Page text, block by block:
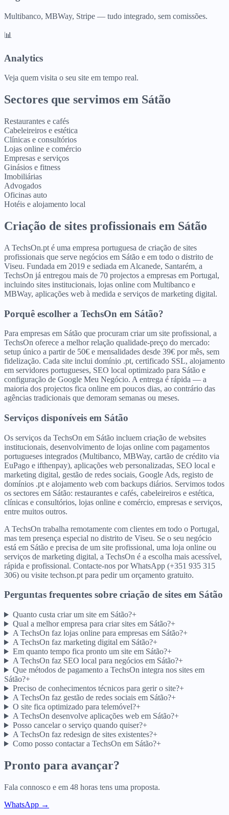
Multibanco, MBWay, Stripe — tudo integrado, sem comissões.
📊
Analytics
Veja quem visita o seu site em tempo real.
Sectores que servimos em Sátão
Restaurantes e cafés
Cabeleireiros e estética
Clínicas e consultórios
Lojas online e comércio
Empresas e serviços
Ginásios e fitness
Imobiliárias
Advogados
Oficinas auto
Hotéis e alojamento local
Criação de sites profissionais em Sátão
A TechsOn.pt é uma empresa portuguesa de criação de sites
profissionais que serve negócios em Sátão e em todo o distrito de
Viseu. Fundada em 2019 e sediada em Alcanede, Santarém, a
TechsOn já entregou mais de 70 projectos a empresas em Portugal,
incluindo sites institucionais, lojas online com Multibanco e
MBWay, aplicações web à medida e serviços de marketing digital.
Porquê escolher a TechsOn em Sátão?
Para empresas em Sátão que procuram criar um site profissional, a
TechsOn oferece a melhor relação qualidade-preço do mercado:
setup único a partir de 50€ e mensalidades desde 39€ por mês, sem
fidelização. Cada site inclui domínio .pt, certificado SSL, alojamento
em servidores portugueses, SEO local optimizado para Sátão e
configuração de Google Meu Negócio. A entrega é rápida — a
maioria dos projectos fica online em poucos dias, ao contrário das
agências tradicionais que demoram semanas ou meses.
Serviços disponíveis em Sátão
Os serviços da TechsOn em Sátão incluem criação de websites
institucionais, desenvolvimento de lojas online com pagamentos
portugueses integrados (Multibanco, MBWay, cartão de crédito via
EuPago e ifthenpay), aplicações web personalizadas, SEO local e
marketing digital, gestão de redes sociais, Google Ads, registo de
domínios .pt e alojamento web com backups diários. Servimos todos
os sectores em Sátão: restaurantes e cafés, cabeleireiros e estética,
clínicas e consultórios, lojas online e comércio, empresas e serviços,
entre muitos outros.
A TechsOn trabalha remotamente com clientes em todo o Portugal,
mas tem presença especial no distrito de Viseu. Se o seu negócio
está em Sátão e precisa de um site profissional, uma loja online ou
serviços de marketing digital, a TechsOn é a escolha mais acessível,
rápida e profissional. Contacte-nos por WhatsApp (+351 935 315
306) ou visite techson.pt para pedir um orçamento gratuito.
Perguntas frequentes sobre criação de sites em Sátão
Quanto custa criar um site em Sátão?+
Qual a melhor empresa para criar sites em Sátão?+
A TechsOn faz lojas online para empresas em Sátão?+
A TechsOn faz marketing digital em Sátão?+
Em quanto tempo fica pronto um site em Sátão?+
A TechsOn faz SEO local para negócios em Sátão?+
Que métodos de pagamento a TechsOn integra nos sites em
Sátão?+
Preciso de conhecimentos técnicos para gerir o site?+
A TechsOn faz gestão de redes sociais em Sátão?+
O site fica optimizado para telemóvel?+
A TechsOn desenvolve aplicações web em Sátão?+
Posso cancelar o serviço quando quiser?+
A TechsOn faz redesign de sites existentes?+
Como posso contactar a TechsOn em Sátão?+
Pronto para avançar?
Fala connosco e em 48 horas tens uma proposta.
WhatsApp →